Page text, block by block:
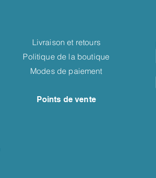
Livraison et retours
Politique de la boutique
Modes de paiement
Points de vente